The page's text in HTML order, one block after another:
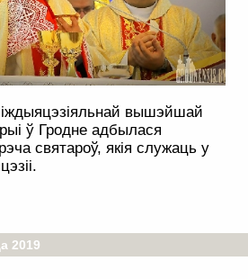
вышэйшай
ў Гродне адбылася
святароў, якія служаць у
2019